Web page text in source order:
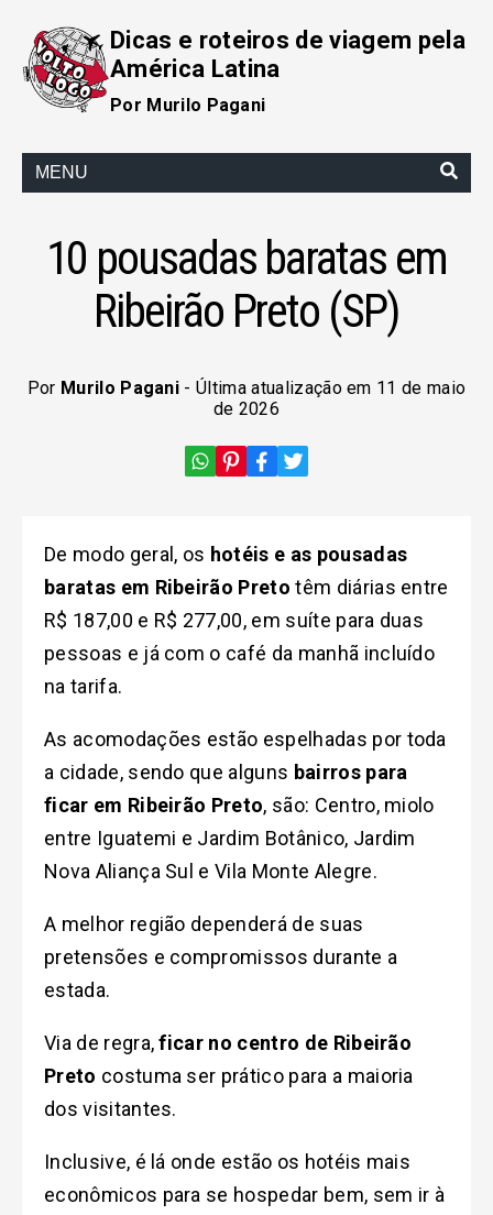
Dicas e roteiros de viagem pela
América Latina
Por Murilo Pagani
MENU
10 pousadas baratas em
Ribeirão Preto (SP)
Por Murilo Pagani - Última atualização em 11 de maio
de 2026
De modo geral, os hotéis e as pousadas
baratas em Ribeirão Preto têm diárias entre
R$ 187,00 e R$ 277,00, em suíte para duas
pessoas e já com o café da manhã incluído
na tarifa.
As acomodações estão espelhadas por toda
a cidade, sendo que alguns bairros para
ficar em Ribeirão Preto, são: Centro, miolo
entre Iguatemi e Jardim Botânico, Jardim
Nova Aliança Sul e Vila Monte Alegre.
A melhor região dependerá de suas
pretensões e compromissos durante a
estada.
Via de regra,ficar no centro de Ribeirão
Preto costuma ser prático para a maioria
dos visitantes.
Inclusive, é lá onde estão os hotéis mais
econômicos para se hospedar bem, sem ir à